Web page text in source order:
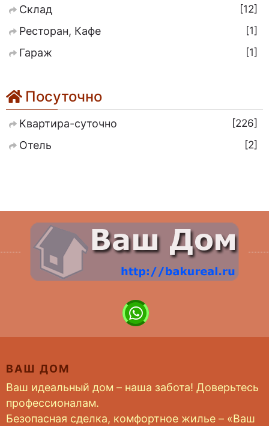
Склад
12
Ресторан, Кафе
1
Гараж
1
Посуточно
Квартира-суточно
226
Отель
2
ВАШ ДОМ
Ваш идеальный дом – наша забота! Доверьтесь
профессионалам.
Безопасная сделка, комфортное жилье – «Ваш